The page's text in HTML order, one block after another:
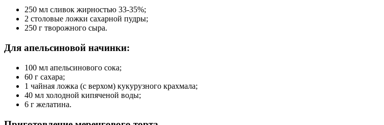
250 мл сливок жирностью 33-35%;
2 столовые ложки сахарной пудры;
250 г творожного сыра.
Для апельсиновой начинки:
100 мл апельсинового сока;
60 г сахара;
1 чайная ложка (с верхом) кукурузного крахмала;
40 мл холодной кипяченой воды;
6 г желатина.